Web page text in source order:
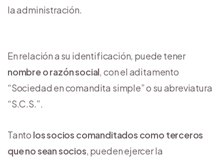
la administración.
En relación a su identificación, puede tener
nombre o razón social, con el aditamento
“Sociedad en comandita simple” o su abreviatura
“S.C.S.”.
Tanto los socios comanditados como terceros
que no sean socios, pueden ejercer la